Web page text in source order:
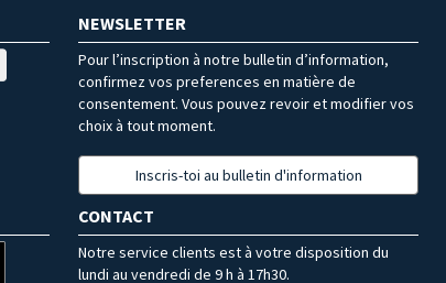
NEWSLETTER
Pour l’inscription à notre bulletin d’information,
confirmez vos preferences en matière de
consentement. Vous pouvez revoir et modifier vos
choix à tout moment.
Inscris-toi au bulletin d'information
CONTACT
Notre service clients est à votre disposition du
lundi au vendredi de 9 h à 17h30.